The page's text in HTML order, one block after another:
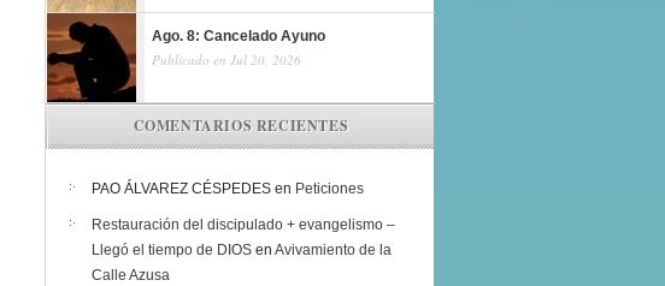
Ago. 8: Cancelado Ayuno
Publicado en Jul 20, 2026
COMENTARIOS RECIENTES
PAO ÁLVAREZ CÉSPEDES en Peticiones
Restauración del discipulado + evangelismo –
Llegó el tiempo de DIOS en Avivamiento de la
Calle Azusa